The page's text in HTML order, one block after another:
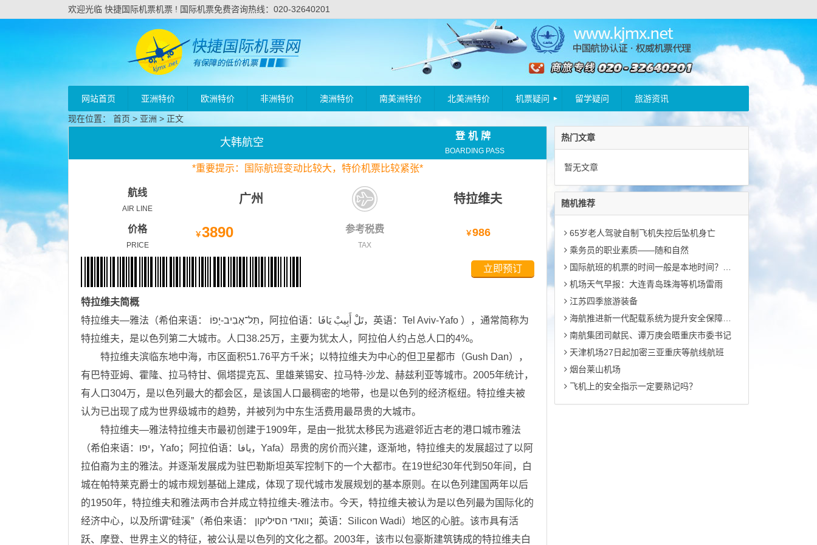
欢迎光临 快捷国际机票机票 ! 国际机票免费咨询热线：020-32640201
网站首页 亚洲特价 欧洲特价 非洲特价 澳洲特价 南美洲特价 北美洲特价 机票疑问 留学疑问 旅游资讯
现在位置： 首页 > 亚洲 > 正文
大韩航空
登机牌
BOARDING PASS
*重要提示：国际航班变动比较大，特价机票比较紧张*
航线
AIR LINE
广州 特拉维夫
价格
PRICE
￥3890 参考税费
TAX
￥986
立即预订
特拉维夫简概
特拉维夫—雅法（希伯来语： תֵּל־אָבִיב-יָפוֹ，阿拉伯语：تَلْ أَبِيبْ يَافَا，英语：Tel Aviv-Yafo ），通常简称为
特拉维夫，是以色列第二大城市。人口38.25万，主要为犹太人，阿拉伯人约占总人口的4%。
特拉维夫滨临东地中海，市区面积51.76平方千米；以特拉维夫为中心的但卫星都市（Gush Dan），
有巴特亚姆、霍隆、拉马特甘、佩塔提克瓦、里雄莱锡安、拉马特-沙龙、赫兹利亚等城市。2005年统计，
有人口304万，是以色列最大的都会区，是该国人口最稠密的地带，也是以色列的经济枢纽。特拉维夫被
认为已出现了成为世界级城市的趋势，并被列为中东生活费用最昂贵的大城市。
特拉维夫—雅法特拉维夫市最初创建于1909年，是由一批犹太移民为逃避邻近古老的港口城市雅法
（希伯来语：יפו‎，Yafo；阿拉伯语：يافا，Yafa）昂贵的房价而兴建，逐渐地，特拉维夫的发展超过了以阿
拉伯裔为主的雅法。并逐渐发展成为驻巴勒斯坦英军控制下的一个大都市。在19世纪30年代到50年间，白
城在帕特莱克爵士的城市规划基础上建成，体现了现代城市发展规划的基本原则。在以色列建国两年以后
的1950年，特拉维夫和雅法两市合并成立特拉维夫-雅法市。今天，特拉维夫被认为是以色列最为国际化的
经济中心，以及所谓“硅溪”（希伯来语： וואדי הסיליקון‎；英语：Silicon Wadi）地区的心脏。该市具有活
跃、摩登、世界主义的特征，被公认是以色列的文化之都。2003年，该市以包豪斯建筑铸成的特拉维夫白
热门文章
暂无文章
随机推荐
65岁老人驾驶自制飞机失控后坠机身亡
乘务员的职业素质――随和自然
国际航班的机票的时间一般是本地时间？例如：迪拜12点飞往上海23点，请问23点是迪拜的时间？还是需要
机场天气早报：大连青岛珠海等机场雷雨
江苏四季旅游装备
海航推进新一代配载系统为提升安全保障能力及运行效率
南航集团司献民、谭万庚会晤重庆市委书记
天津机场27日起加密三亚重庆等航线航班
烟台莱山机场
飞机上的安全指示一定要熟记吗？